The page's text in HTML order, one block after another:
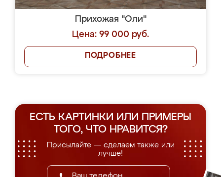
Прихожая "Оли"
Цена: 99 000 руб.
ПОДРОБНЕЕ
ЕСТЬ КАРТИНКИ ИЛИ ПРИМЕРЫ
ТОГО, ЧТО НРАВИТСЯ?
Присылайте — сделаем также или
лучше!